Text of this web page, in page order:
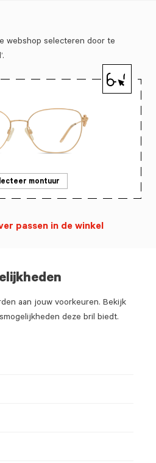
aan jouw voorkeuren. Bekijk
deze bril biedt.
webshop selecteren door te
montuur
passen in de winkel